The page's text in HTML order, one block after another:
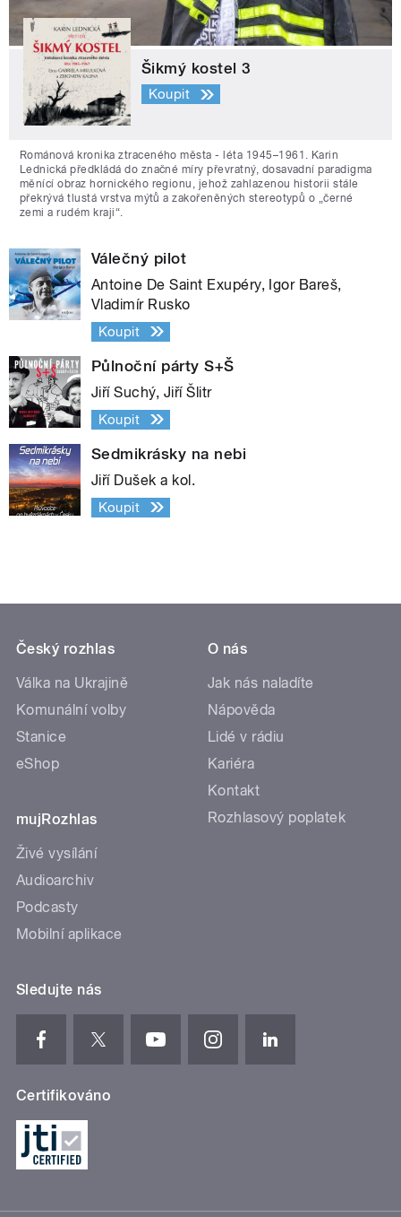
Šikmý kostel 3
Koupit
Románová kronika ztraceného města - léta 1945–1961. Karin
Lednická předkládá do značné míry převratný, dosavadní paradigma
měnící obraz hornického regionu, jehož zahlazenou historii stále
překrývá tlustá vrstva mýtů a zakořeněných stereotypů o „černé
zemi a rudém kraji“.
Válečný pilot
Antoine De Saint Exupéry, Igor Bareš,
Vladimír Rusko
Koupit
Půlnoční párty S+Š
Jiří Suchý, Jiří Šlitr
Koupit
Sedmikrásky na nebi
Jiří Dušek a kol.
Koupit
Český rozhlas
Válka na Ukrajině
Komunální volby
Stanice
eShop
mujRozhlas
Živé vysílání
Audioarchiv
Podcasty
Mobilní aplikace
O nás
Jak nás naladíte
Nápověda
Lidé v rádiu
Kariéra
Kontakt
Rozhlasový poplatek
Sledujte nás
Certifikováno